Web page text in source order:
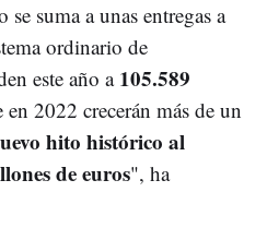
suma a unas entregas a
ordinario de
este año a105.589
en 2022 crecerán más de un
hito histórico al
de euros", ha